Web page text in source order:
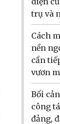
trụ và
Cách
nền
cần
vươn
Bối
công
đảng,